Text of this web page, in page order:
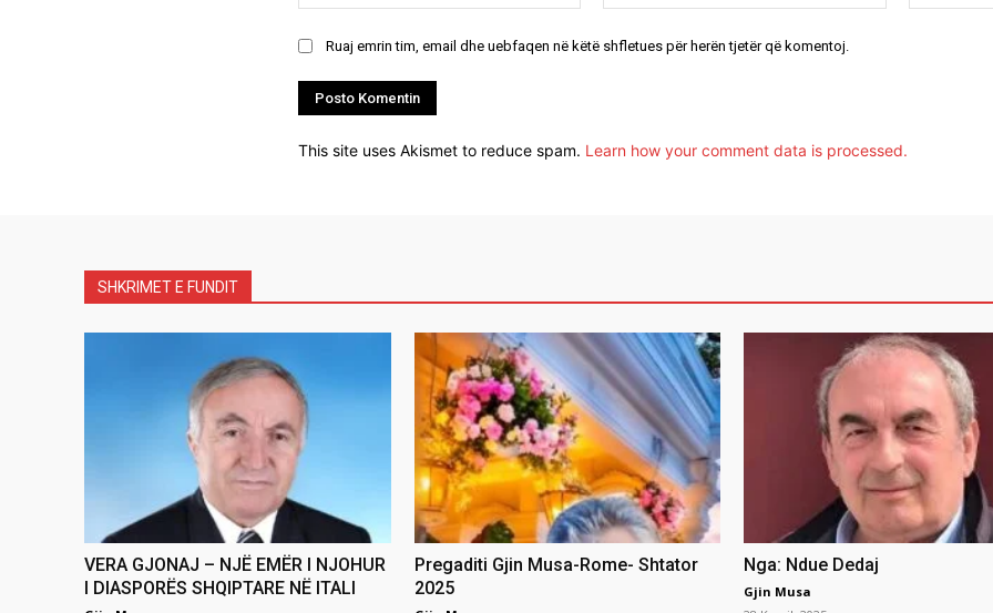
Ruaj emrin tim, email dhe uebfaqen në këtë shfletues për herën tjetër që komentoj.
This site uses Akismet to reduce spam. Learn how your comment data is processed.
SHKRIMET E FUNDIT
VERA GJONAJ – NJË EMËR I NJOHUR
I DIASPORËS SHQIPTARE NË ITALI
Pregaditi Gjin Musa-Rome- Shtator
2025
Nga: Ndue Dedaj
Gjin Musa